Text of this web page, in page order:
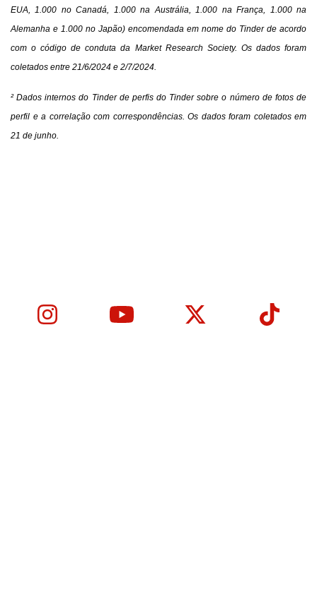
EUA, 1.000 no Canadá, 1.000 na Austrália, 1.000 na França, 1.000 na
Alemanha e 1.000 no Japão) encomendada em nome do Tinder de acordo
com o código de conduta da Market Research Society. Os dados foram
coletados entre 21/6/2024 e 2/7/2024.
² Dados internos do Tinder de perfis do Tinder sobre o número de fotos de
perfil e a correlação com correspondências. Os dados foram coletados em
21 de junho.